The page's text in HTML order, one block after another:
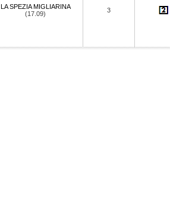
LA SPEZIA MIGLIARINA
(17.09)
3